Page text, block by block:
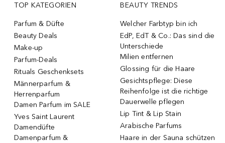
TOP KATEGORIEN
Parfum & Düfte
Beauty Deals
Make-up
Parfum-Deals
Rituals Geschenksets
Männerparfum &
Herrenparfum
Damen Parfum im SALE
Yves Saint Laurent
Damendüfte
Damenparfum &
BEAUTY TRENDS
Welcher Farbtyp bin ich
EdP, EdT & Co.: Das sind die
Unterschiede
Milien entfernen
Glossing für die Haare
Gesichtspflege: Diese
Reihenfolge ist die richtige
Dauerwelle pflegen
Lip Tint & Lip Stain
Arabische Parfums
Haare in der Sauna schützen